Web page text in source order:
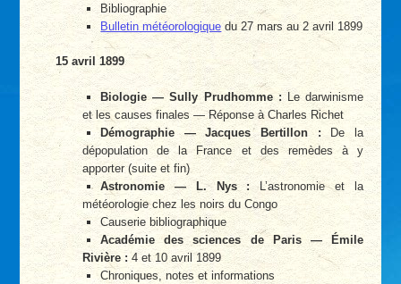
Bibliographie
Bulletin météorologique du 27 mars au 2 avril 1899
15 avril 1899
Biologie — Sully Prudhomme :Le darwinisme
et les causes finales — Réponse à Charles Richet
Démographie — Jacques Bertillon : De la
dépopulation de la France et des remèdes à y
apporter (suite et fin)
Astronomie — L. Nys : L’astronomie et la
météorologie chez les noirs du Congo
Causerie bibliographique
Académie des sciences de Paris — Émile
Rivière : 4 et 10 avril 1899
Chroniques, notes et informations